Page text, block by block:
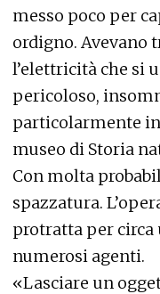
messo poco per
ordigno. Avevano
l’elettricità che si
pericoloso,
particolarmente
museo di Storia
Con molta
spazzatura.
protratta per circa
numerosi agenti.
«Lasciare un